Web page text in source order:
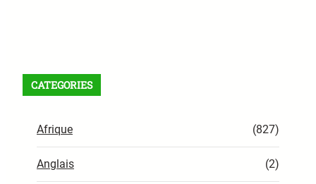
CATEGORIES
Afrique (827)
Anglais (2)